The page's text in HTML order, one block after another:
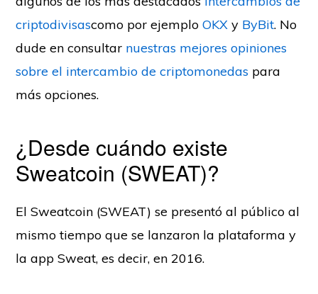
criptodivisascomo por ejemploOKX y ByBit. No
dude en consultar nuestras mejores opiniones
sobre el intercambio de criptomonedas para
más opciones.
¿Desde cuándo existe
Sweatcoin (SWEAT)?
El Sweatcoin (SWEAT) se presentó al público al
mismo tiempo que se lanzaron la plataforma y
la app Sweat, es decir, en 2016.